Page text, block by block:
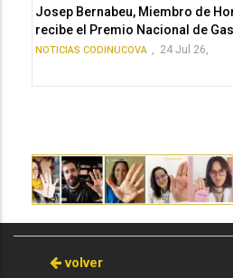
Josep Bernabeu, Miembro de
recibe el Premio Nacional de
NOTICIAS CODINUCOVA 24 Jul 26,
volver